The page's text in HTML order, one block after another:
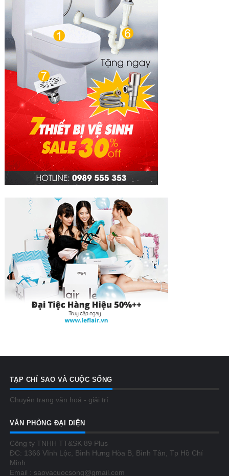
TẠP CHÍ SAO VÀ CUỘC SỐNG
Chuyên trang văn hoá - giải trí
VĂN PHÒNG ĐẠI DIỆN
Công ty TNHH TT&SK 89 Plus
ĐC: 1366 Vĩnh Lộc, Bình Hưng Hòa B, Bình Tân, Tp Hồ Chí
Minh.
Email : saovacuocsong@gmail.com